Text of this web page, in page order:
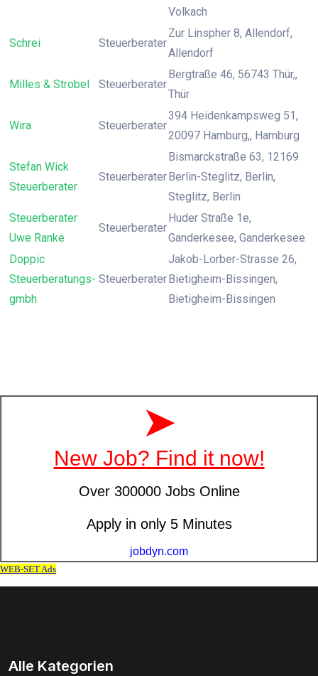
Volkach
Schrei Steuerberater
Zur Linspher 8, Allendorf,
Allendorf
Milles & Strobel Steuerberater
Bergtraße 46, 56743 Thür,,
Thür
Wira Steuerberater
394 Heidenkampsweg 51,
20097 Hamburg,, Hamburg
Stefan Wick
Steuerberater
Steuerberater
Bismarckstraße 63, 12169
Berlin-Steglitz, Berlin,
Steglitz, Berlin
Steuerberater
Uwe Ranke
Steuerberater
Huder Straße 1e,
Ganderkesee, Ganderkesee
Doppic
Steuerberatungs-
gmbh
Steuerberater
Jakob-Lorber-Strasse 26,
Bietigheim-Bissingen,
Bietigheim-Bissingen
Alle Kategorien